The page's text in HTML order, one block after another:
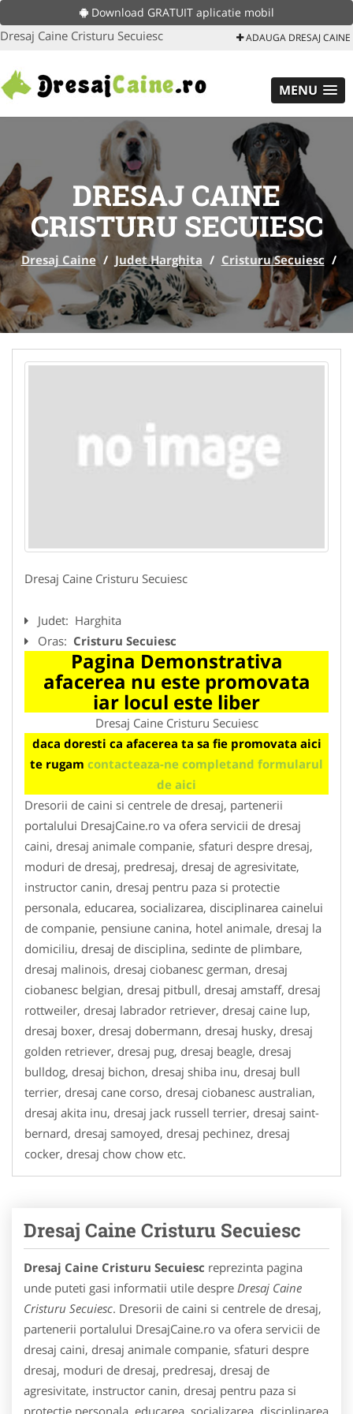
Download GRATUIT aplicatie mobil
Dresaj Caine Cristuru Secuiesc ADAUGA DRESAJ CAINE
MENU
DRESAJ CAINE
CRISTURU SECUIESC
Dresaj Caine / Judet Harghita / Cristuru Secuiesc /
Dresaj Caine Cristuru Secuiesc
Judet: Harghita
Oras: Cristuru Secuiesc
Pagina Demonstrativa
afacerea nu este promovata
iar locul este liber
Dresaj Caine Cristuru Secuiesc
daca doresti ca afacerea ta sa fie promovata aici
te rugam contacteaza-ne completand formularul
de aici
Dresorii de caini si centrele de dresaj, partenerii
portalului DresajCaine.ro va ofera servicii de dresaj
caini, dresaj animale companie, sfaturi despre dresaj,
moduri de dresaj, predresaj, dresaj de agresivitate,
instructor canin, dresaj pentru paza si protectie
personala, educarea, socializarea, disciplinarea cainelui
de companie, pensiune canina, hotel animale, dresaj la
domiciliu, dresaj de disciplina, sedinte de plimbare,
dresaj malinois, dresaj ciobanesc german, dresaj
ciobanesc belgian, dresaj pitbull, dresaj amstaff, dresaj
rottweiler, dresaj labrador retriever, dresaj caine lup,
dresaj boxer, dresaj dobermann, dresaj husky, dresaj
golden retriever, dresaj pug, dresaj beagle, dresaj
bulldog, dresaj bichon, dresaj shiba inu, dresaj bull
terrier, dresaj cane corso, dresaj ciobanesc australian,
dresaj akita inu, dresaj jack russell terrier, dresaj saint-
bernard, dresaj samoyed, dresaj pechinez, dresaj
cocker, dresaj chow chow etc.
Dresaj Caine Cristuru Secuiesc
Dresaj Caine Cristuru Secuiesc reprezinta pagina
unde puteti gasi informatii utile despre Dresaj Caine
Cristuru Secuiesc. Dresorii de caini si centrele de dresaj,
partenerii portalului DresajCaine.ro va ofera servicii de
dresaj caini, dresaj animale companie, sfaturi despre
dresaj, moduri de dresaj, predresaj, dresaj de
agresivitate, instructor canin, dresaj pentru paza si
protectie personala, educarea, socializarea, disciplinarea